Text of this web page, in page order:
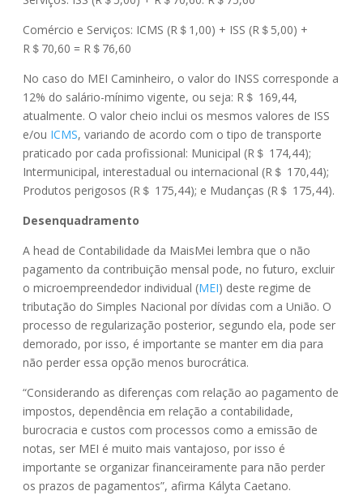
Comércio e Serviços: ICMS (R＄1,00) + ISS (R＄5,00) +
R＄70,60 = R＄76,60
No caso do MEI Caminheiro, o valor do INSS corresponde a
12% do salário-mínimo vigente, ou seja: R＄ 169,44,
atualmente. O valor cheio inclui os mesmos valores de ISS
e/ou ICMS, variando de acordo com o tipo de transporte
praticado por cada profissional: Municipal (R＄ 174,44);
Intermunicipal, interestadual ou internacional (R＄ 170,44);
Produtos perigosos (R＄ 175,44); e Mudanças (R＄ 175,44).
Desenquadramento
A head de Contabilidade da MaisMei lembra que o não
pagamento da contribuição mensal pode, no futuro, excluir
o microempreendedor individual (MEI) deste regime de
tributação do Simples Nacional por dívidas com a União. O
processo de regularização posterior, segundo ela, pode ser
demorado, por isso, é importante se manter em dia para
não perder essa opção menos burocrática.
“Considerando as diferenças com relação ao pagamento de
impostos, dependência em relação a contabilidade,
burocracia e custos com processos como a emissão de
notas, ser MEI é muito mais vantajoso, por isso é
importante se organizar financeiramente para não perder
os prazos de pagamentos”, afirma Kályta Caetano.